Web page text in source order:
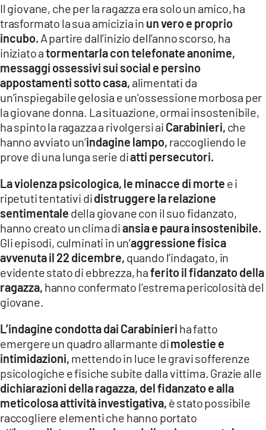
CATANZAROCHANNEL.IT
LACAPITALENEWS.IT
App
ANDROID
APPLE
Il giovane, che per la ragazza era solo un amico, ha
trasformato la sua amicizia in un vero e proprio
incubo. A partire dall’inizio dell’anno scorso, ha
iniziato atormentarla con telefonate anonime,
messaggi ossessivi sui social e persino
appostamenti sotto casa, alimentati da
un’inspiegabile gelosia e un’ossessione morbosa per
la giovane donna. La situazione, ormai insostenibile,
ha spinto la ragazza a rivolgersi ai Carabinieri, che
hanno avviato un’indagine lampo, raccogliendo le
prove di una lunga serie diatti persecutori.
La violenza psicologica, le minacce di morte e i
ripetuti tentativi didistruggere la relazione
sentimentale della giovane con il suo fidanzato,
hanno creato un clima diansia e paura insostenibile.
Gli episodi, culminati in un’aggressione fisica
avvenuta il 22 dicembre, quando l’indagato, in
evidente stato di ebbrezza, haferito il fidanzato della
ragazza, hanno confermato l’estrema pericolosità del
giovane.
L’indagine condotta dai Carabinieri ha fatto
emergere un quadro allarmante dimolestie e
intimidazioni, mettendo in luce le gravi sofferenze
psicologiche e fisiche subite dalla vittima. Grazie alle
dichiarazioni della ragazza, del fidanzato e alla
meticolosa attività investigativa, è stato possibile
raccogliere elementi che hanno portato